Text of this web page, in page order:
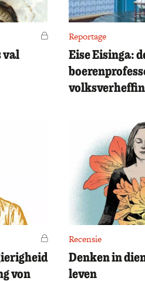
Voor leden
val
Reportage
Eise Eisinga:
Voor leden
von
Recensie
Denken in
leven